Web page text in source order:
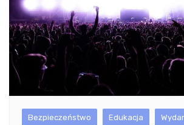
Bezpieczeństwo Edukacja